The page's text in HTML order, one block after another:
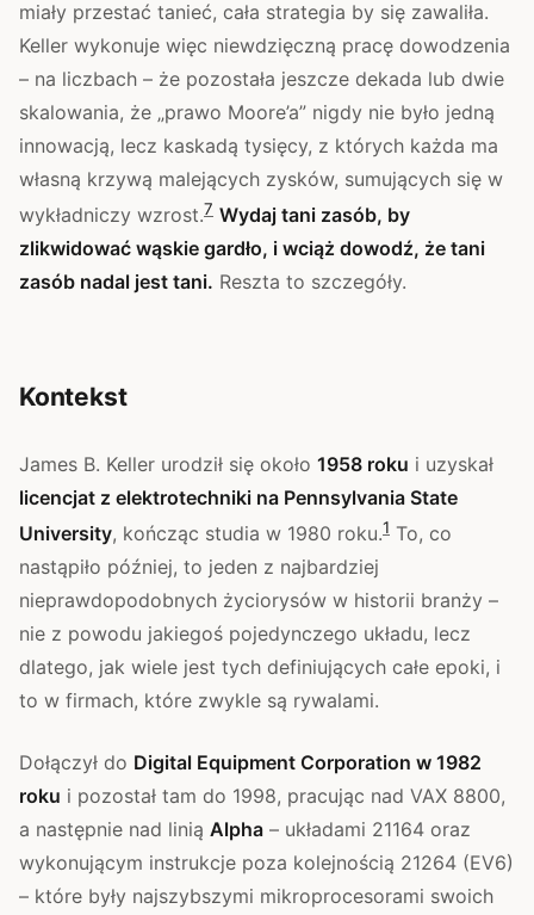
miały przestać tanieć, cała strategia by się zawaliła.
Keller wykonuje więc niewdzięczną pracę dowodzenia
– na liczbach – że pozostała jeszcze dekada lub dwie
skalowania, że „prawo Moore’a” nigdy nie było jedną
innowacją, lecz kaskadą tysięcy, z których każda ma
własną krzywą malejących zysków, sumujących się w
wykładniczy wzrost.7 Wydaj tani zasób, by
zlikwidować wąskie gardło, i wciąż dowodź, że tani
zasób nadal jest tani. Reszta to szczegóły.
Kontekst
James B. Keller urodził się około 1958 roku i uzyskał
licencjat z elektrotechniki na Pennsylvania State
University, kończąc studia w 1980 roku.1 To, co
nastąpiło później, to jeden z najbardziej
nieprawdopodobnych życiorysów w historii branży –
nie z powodu jakiegoś pojedynczego układu, lecz
dlatego, jak wiele jest tych definiujących całe epoki, i
to w firmach, które zwykle są rywalami.
Dołączył do Digital Equipment Corporation w 1982
roku i pozostał tam do 1998, pracując nad VAX 8800,
a następnie nad linią Alpha – układami 21164 oraz
wykonującym instrukcje poza kolejnością 21264 (EV6)
– które były najszybszymi mikroprocesorami swoich